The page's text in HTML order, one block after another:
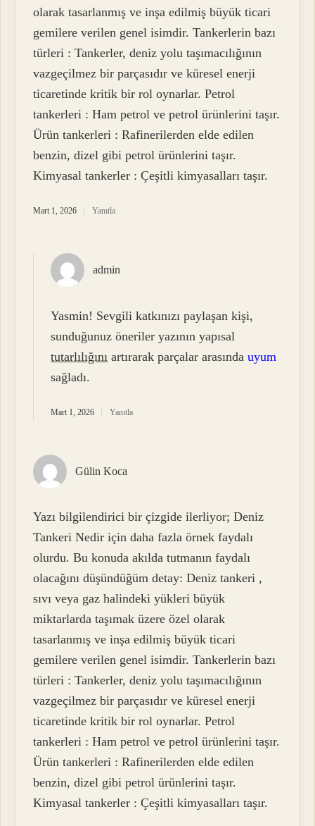
olarak tasarlanmış ve inşa edilmiş büyük ticari
gemilere verilen genel isimdir. Tankerlerin bazı
türleri : Tankerler, deniz yolu taşımacılığının
vazgeçilmez bir parçasıdır ve küresel enerji
ticaretinde kritik bir rol oynarlar. Petrol
tankerleri : Ham petrol ve petrol ürünlerini taşır.
Ürün tankerleri : Rafinerilerden elde edilen
benzin, dizel gibi petrol ürünlerini taşır.
Kimyasal tankerler : Çeşitli kimyasalları taşır.
Mart 1, 2026 Yanıtla
admin
Yasmin! Sevgili katkınızı paylaşan kişi,
sunduğunuz öneriler yazının yapısal
tutarlılığını artırarak parçalar arasındauyum
sağladı.
Mart 1, 2026 Yanıtla
Gülin Koca
Yazı bilgilendirici bir çizgide ilerliyor; Deniz
Tankeri Nedir için daha fazla örnek faydalı
olurdu. Bu konuda akılda tutmanın faydalı
olacağını düşündüğüm detay: Deniz tankeri ,
sıvı veya gaz halindeki yükleri büyük
miktarlarda taşımak üzere özel olarak
tasarlanmış ve inşa edilmiş büyük ticari
gemilere verilen genel isimdir. Tankerlerin bazı
türleri : Tankerler, deniz yolu taşımacılığının
vazgeçilmez bir parçasıdır ve küresel enerji
ticaretinde kritik bir rol oynarlar. Petrol
tankerleri : Ham petrol ve petrol ürünlerini taşır.
Ürün tankerleri : Rafinerilerden elde edilen
benzin, dizel gibi petrol ürünlerini taşır.
Kimyasal tankerler : Çeşitli kimyasalları taşır.